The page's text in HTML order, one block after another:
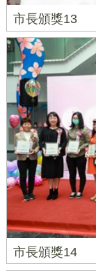
市長頒獎13
市長頒獎14